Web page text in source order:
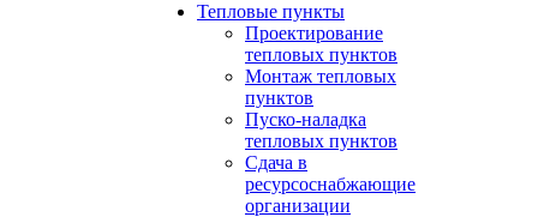
Тепловые пункты
Проектирование
тепловых пунктов
Монтаж тепловых
пунктов
Пуско-наладка
тепловых пунктов
Сдача в
ресурсоснабжающие
организации